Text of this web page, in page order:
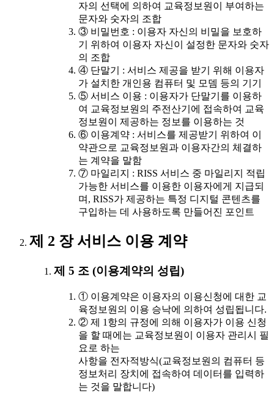
자의 선택에 의하여 교육정보원이 부여하는
문자와 숫자의 조합
③ 비밀번호 : 이용자 자신의 비밀을 보호하
기 위하여 이용자 자신이 설정한 문자와 숫자
의 조합
④ 단말기 : 서비스 제공을 받기 위해 이용자
가 설치한 개인용 컴퓨터 및 모뎀 등의 기기
⑤ 서비스 이용 : 이용자가 단말기를 이용하
여 교육정보원의 주전산기에 접속하여 교육
정보원이 제공하는 정보를 이용하는 것
⑥ 이용계약 : 서비스를 제공받기 위하여 이
약관으로 교육정보원과 이용자간의 체결하
는 계약을 말함
⑦ 마일리지 : RISS 서비스 중 마일리지 적립
가능한 서비스를 이용한 이용자에게 지급되
며, RISS가 제공하는 특정 디지털 콘텐츠를
구입하는 데 사용하도록 만들어진 포인트
제 2 장 서비스 이용 계약
제 5 조 (이용계약의 성립)
① 이용계약은 이용자의 이용신청에 대한 교
육정보원의 이용 승낙에 의하여 성립됩니다.
② 제 1항의 규정에 의해 이용자가 이용 신청
을 할 때에는 교육정보원이 이용자 관리시 필
요로 하는
사항을 전자적방식(교육정보원의 컴퓨터 등
정보처리 장치에 접속하여 데이터를 입력하
는 것을 말합니다)